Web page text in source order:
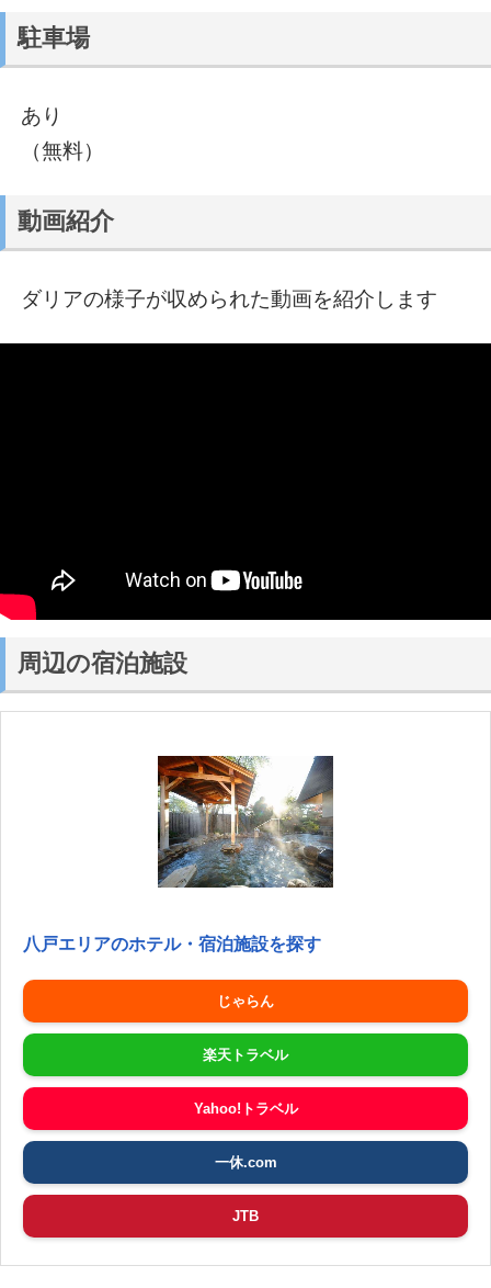
駐車場
あり
（無料）
動画紹介
ダリアの様子が収められた動画を紹介します
周辺の宿泊施設
八戸エリアのホテル・宿泊施設を探す
じゃらん
楽天トラベル
Yahoo!トラベル
一休.com
JTB